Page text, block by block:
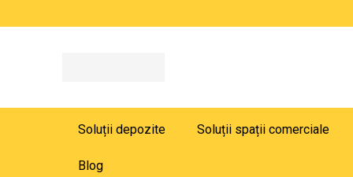
Soluții depozite Soluții spații comerciale
Blog